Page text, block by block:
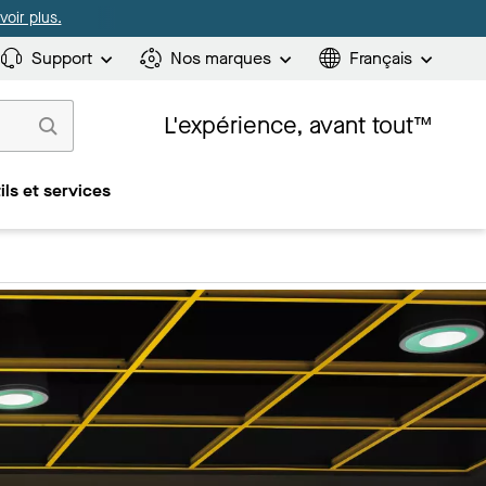
plus.
Support Nos marques Français
L'expérience, avant tout™
et services